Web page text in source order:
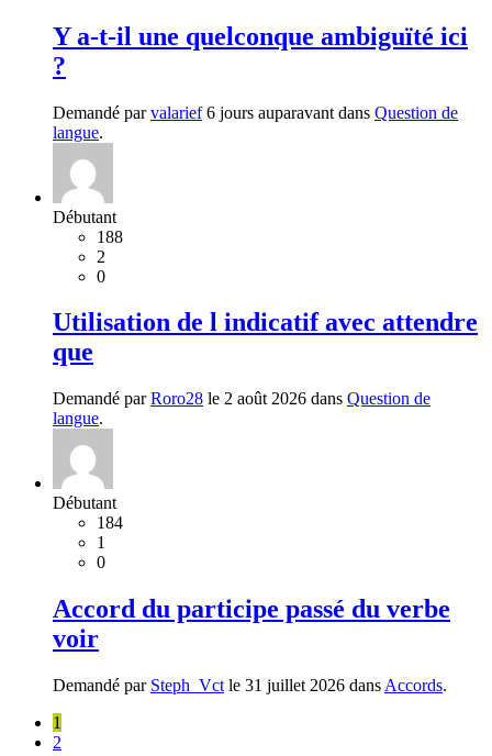
Y a-t-il une quelconque ambiguïté ici
?
Demandé parvalarief6 jours auparavant dans Question de
langue.
Débutant
188
2
0
Utilisation de l indicatif avec attendre
que
Demandé parRoro28 le 2 août 2026 dans Question de
langue.
Débutant
184
1
0
Accord du participe passé du verbe
voir
Demandé par Steph_Vct le 31 juillet 2026 dans Accords.
1
2